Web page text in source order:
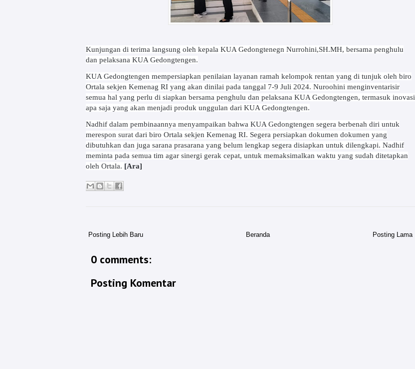
Kunjungan di terima langsung oleh kepala KUA Gedongtenegn Nurrohini,SH.MH, bersama penghulu
dan pelaksana KUA Gedongtengen.
KUA Gedongtengen mempersiapkan penilaian layanan ramah kelompok rentan yang di tunjuk oleh biro
Ortala sekjen Kemenag RI yang akan dinilai pada tanggal 7-9 Juli 2024. Nuroohini menginventarisir
semua hal yang perlu di siapkan bersama penghulu dan pelaksana KUA Gedongtengen, termasuk inovasi
apa saja yang akan menjadi produk unggulan dari KUA Gedongtengen.
Nadhif dalam pembinaannya menyampaikan bahwa KUA Gedongtengen segera berbenah diri untuk
merespon surat dari biro Ortala sekjen Kemenag RI. Segera persiapkan dokumen dokumen yang
dibutuhkan dan juga sarana prasarana yang belum lengkap segera disiapkan untuk dilengkapi. Nadhif
meminta pada semua tim agar sinergi gerak cepat, untuk memaksimalkan waktu yang sudah ditetapkan
oleh Ortala. [Ara]
Posting Lebih Baru Posting Lama
Beranda
0 comments:
Posting Komentar